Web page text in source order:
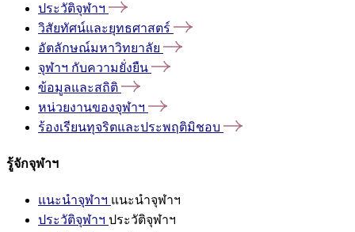
ประวัติจุฬาฯ
วิสัยทัศน์และยุทธศาสตร์
อัตลักษณ์มหาวิทยาลัย
จุฬาฯ กับความยั่งยืน
ข้อมูลและสถิติ
หน่วยงานของจุฬาฯ
ร้องเรียนทุจริตและประพฤติมิชอบ
รู้จักจุฬาฯ
แนะนำจุฬาฯ แนะนำจุฬาฯ
ประวัติจุฬาฯ ประวัติจุฬาฯ